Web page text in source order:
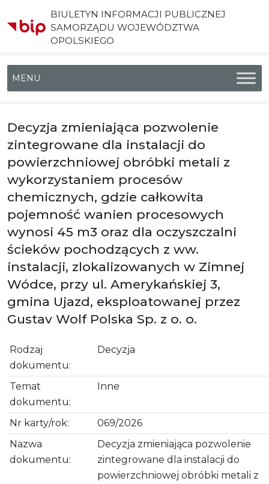
BIULETYN INFORMACJI PUBLICZNEJ
SAMORZĄDU WOJEWÓDZTWA
OPOLSKIEGO
Menu główne
Decyzja zmieniająca pozwolenie
zintegrowane dla instalacji do
powierzchniowej obróbki metali z
wykorzystaniem procesów
chemicznych, gdzie całkowita
pojemność wanien procesowych
wynosi 45 m3 oraz dla oczyszczalni
ścieków pochodzących z ww.
instalacji, zlokalizowanych w Zimnej
Wódce, przy ul. Amerykańskiej 3,
gmina Ujazd, eksploatowanej przez
Gustav Wolf Polska Sp. z o. o.
Rodzaj
dokumentu:
Decyzja
Temat
dokumentu:
Inne
Nr karty/rok:
069/2026
Nazwa
dokumentu:
Decyzja zmieniająca pozwolenie
zintegrowane dla instalacji do
powierzchniowej obróbki metali z